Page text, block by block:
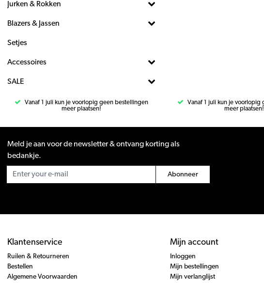
Jurken & Rokken
Blazers & Jassen
Setjes
Accessoires
SALE
Vanaf 1 juli kun je voorlopig geen bestellingen
meer plaatsen!
Vanaf 1 juli kun je voorlopig
meer plaatsen!
Meld je aan voor de newsletter & ontvang korting als
bedankje.
Abonneer
Klantenservice
Ruilen & Retourneren
Bestellen
Algemene Voorwaarden
Mijn account
Inloggen
Mijn bestellingen
Mijn verlanglijst